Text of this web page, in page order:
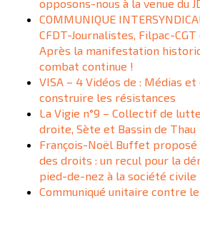
opposons-nous à la venue du
COMMUNIQUE
CFDT-Journalistes, Filpac-CGT
Après la manifestation
combat continue !
VISA – 4 Vidéos de : Médias
construire les résistances
La Vigie n°9 – Collectif de
droite, Sète et Bassin de Thau
François-Noël Buffet proposé
des droits : un recul pour la
pied-de-nez à la société civile
Communiqué unitaire contre